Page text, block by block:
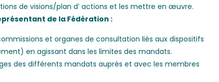
de visions/plan d’ actions et les mettre en œuvre.
de la Fédération :
et organes de consultation liés aux dispositifs
en agissant dans les limites des mandats.
des différents mandats auprès et avec les membres